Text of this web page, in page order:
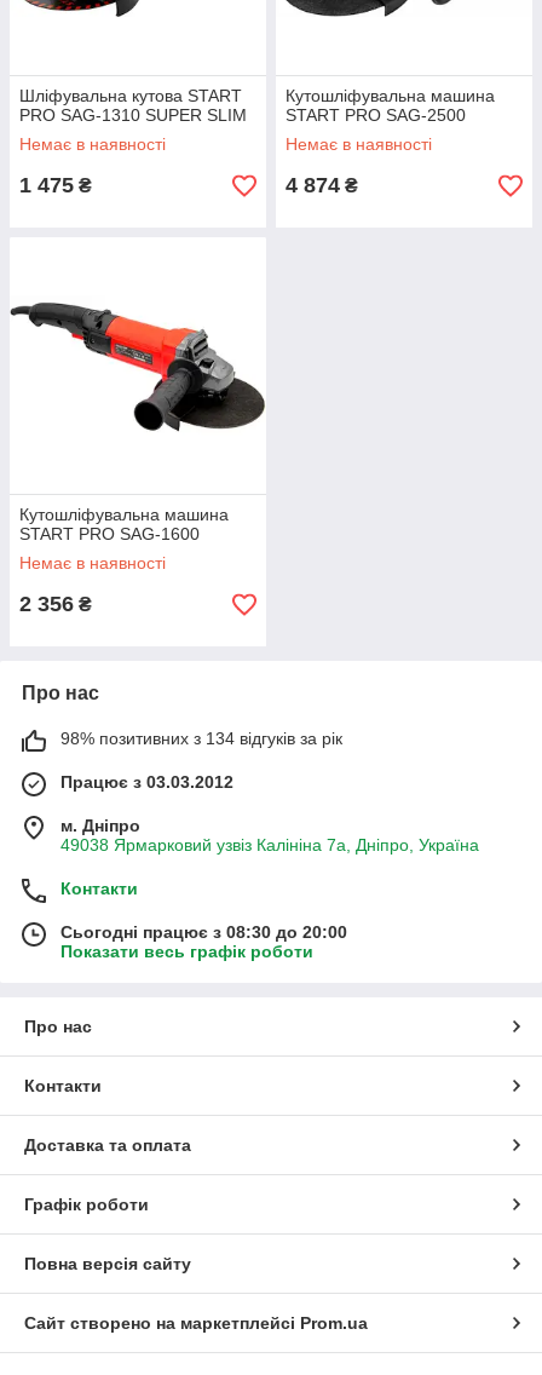
Шліфувальна кутова START
PRO SAG-1310 SUPER SLIM
Немає в наявності
1 475 ₴
Кутошліфувальна машина
START PRO SAG-2500
Немає в наявності
4 874 ₴
Кутошліфувальна машина
START PRO SAG-1600
Немає в наявності
2 356 ₴
Про нас
98% позитивних з 134 відгуків за рік
Працює з 03.03.2012
м. Дніпро
49038 Ярмарковий узвіз Калініна 7а, Дніпро, Україна
Контакти
Сьогодні працює з 08:30 до 20:00
Показати весь графік роботи
Про нас
Контакти
Доставка та оплата
Графік роботи
Повна версія сайту
Сайт створено на маркетплейсі Prom.ua